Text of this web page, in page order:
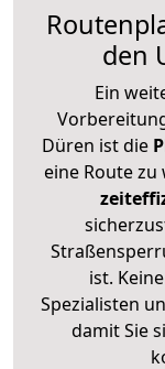
den
Ein
Düren ist die
eine Route zu
ist.
Spezialisten
damit Sie